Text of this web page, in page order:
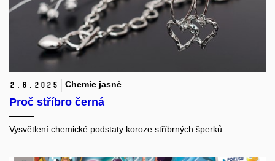
2. 6. 2025 Chemie jasně
Proč stříbro černá
Vysvětlení chemické podstaty koroze stříbrných šperků